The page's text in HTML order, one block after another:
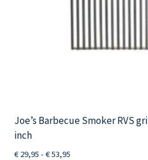
Joe’s Barbecue Smoker RVS
inch
€ 29,95 - €53,95